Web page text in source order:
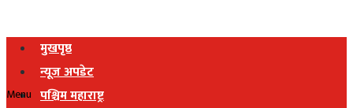
मुखपृष्ठ
न्यूज अपडेट
पश्चिम महाराष्ट्र
Menu